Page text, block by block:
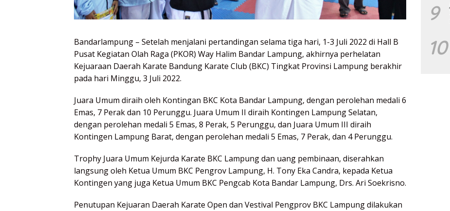
Bandarlampung – Setelah menjalani pertandingan selama tiga hari, 1-3 Juli 2022 di Hall B
Pusat Kegiatan Olah Raga (PKOR) Way Halim Bandar Lampung, akhirnya perhelatan
Kejuaraan Daerah Karate Bandung Karate Club (BKC) Tingkat Provinsi Lampung berakhir
pada hari Minggu, 3 Juli 2022.
Juara Umum diraih oleh Kontingan BKC Kota Bandar Lampung, dengan perolehan medali 6
Emas, 7 Perak dan 10 Perunggu. Juara Umum II diraih Kontingen Lampung Selatan,
dengan perolehan medali 5 Emas, 8 Perak, 5 Perunggu, dan Juara Umum III diraih
Kontingen Lampung Barat, dengan perolehan medali 5 Emas, 7 Perak, dan 4 Perunggu.
Trophy Juara Umum Kejurda Karate BKC Lampung dan uang pembinaan, diserahkan
langsung oleh Ketua Umum BKC Pengrov Lampung, H. Tony Eka Candra, kepada Ketua
Kontingen yang juga Ketua Umum BKC Pengcab Kota Bandar Lampung, Drs. Ari Soekrisno.
Penutupan Kejuaran Daerah Karate Open dan Vestival Pengprov BKC Lampung dilakukan
9
10